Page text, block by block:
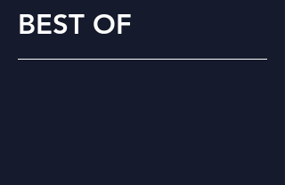
Compétences et
Formations
BEST OF